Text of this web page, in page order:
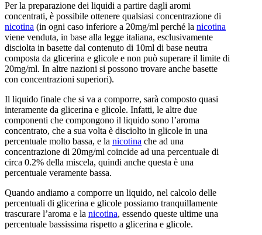
Per la preparazione dei liquidi a partire dagli aromi
concentrati, è possibile ottenere qualsiasi concentrazione di
nicotina (in ogni caso inferiore a 20mg/ml perché la nicotina
viene venduta, in base alla legge italiana, esclusivamente
disciolta in basette dal contenuto di 10ml di base neutra
composta da glicerina e glicole e non può superare il limite di
20mg/ml. In altre nazioni si possono trovare anche basette
con concentrazioni superiori).
Il liquido finale che si va a comporre, sarà composto quasi
interamente da glicerina e glicole. Infatti, le altre due
componenti che compongono il liquido sono l’aroma
concentrato, che a sua volta è disciolto in glicole in una
percentuale molto bassa, e la nicotina che ad una
concentrazione di 20mg/ml coincide ad una percentuale di
circa 0.2% della miscela, quindi anche questa è una
percentuale veramente bassa.
Quando andiamo a comporre un liquido, nel calcolo delle
percentuali di glicerina e glicole possiamo tranquillamente
trascurare l’aroma e la nicotina, essendo queste ultime una
percentuale bassissima rispetto a glicerina e glicole.